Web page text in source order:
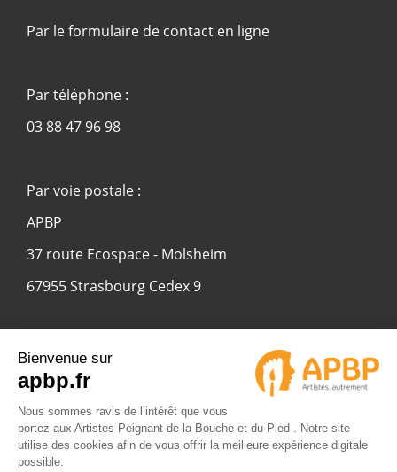
Par le formulaire de contact en ligne
Par téléphone :
03 88 47 96 98
Par voie postale :
APBP
37 route Ecospace - Molsheim
67955 Strasbourg Cedex 9